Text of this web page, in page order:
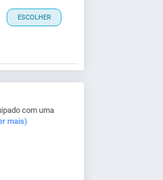
ESCOLHER
com uma
mais)